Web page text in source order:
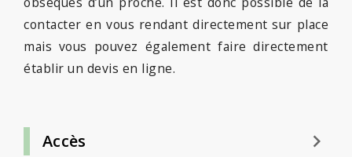
contacter en vous rendant directement sur place
mais vous pouvez également faire directement
établir un devis en ligne.
Accès keyboard_arrow_right